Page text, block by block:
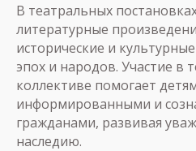
В театральных
литературные
исторические и
эпох и народов. Участие в
коллективе помогает
информированными и
гражданами, развивая
наследию.